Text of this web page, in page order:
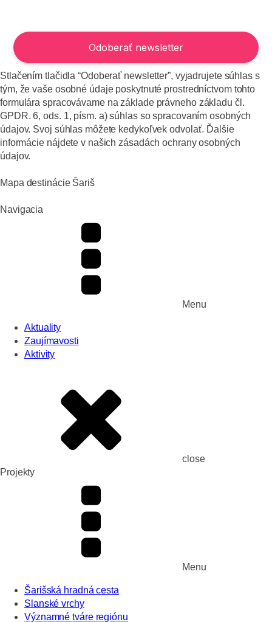
Stlačením tlačidla “Odoberať newsletter”, vyjadrujete súhlas s
tým, že vaše osobné údaje poskytnuté prostredníctvom tohto
formulára spracovávame na základe právneho základu čl.
GPDR. 6, ods. 1, písm. a) súhlas so spracovaním osobných
údajov. Svoj súhlas môžete kedykoľvek odvolať. Ďalšie
informácie nájdete v našich zásadách ochrany osobných
údajov.
Mapa destinácie Šariš
Navigacia
Menu
Aktuality
Zaujímavosti
Aktivity
close
Projekty
Menu
Šarišská hradná cesta
Slanské vrchy
Významné tváre regiónu